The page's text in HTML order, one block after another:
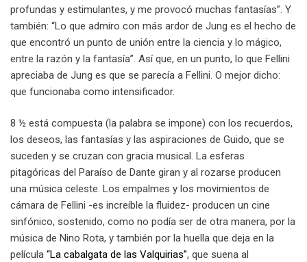
profundas y estimulantes, y me provocó muchas fantasías”. Y
también: “Lo que admiro con más ardor de Jung es el hecho de
que encontró un punto de unión entre la ciencia y lo mágico,
entre la razón y la fantasía”. Así que, en un punto, lo que Fellini
apreciaba de Jung es que se parecía a Fellini. O mejor dicho:
que funcionaba como intensificador.
8 ½ está compuesta (la palabra se impone) con los recuerdos,
los deseos, las fantasías y las aspiraciones de Guido, que se
suceden y se cruzan con gracia musical. La esferas
pitagóricas del Paraíso de Dante giran y al rozarse producen
una música celeste. Los empalmes y los movimientos de
cámara de Fellini -es increíble la fluidez- producen un cine
sinfónico, sostenido, como no podía ser de otra manera, por la
música de Nino Rota, y también por la huella que deja en la
película “La cabalgata de las Valquirias”, que suena al